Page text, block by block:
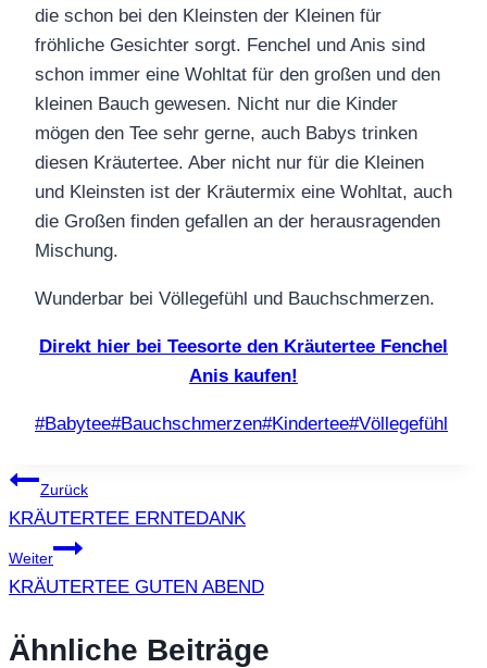
die schon bei den Kleinsten der Kleinen für
fröhliche Gesichter sorgt. Fenchel und Anis sind
schon immer eine Wohltat für den großen und den
kleinen Bauch gewesen. Nicht nur die Kinder
mögen den Tee sehr gerne, auch Babys trinken
diesen Kräutertee. Aber nicht nur für die Kleinen
und Kleinsten ist der Kräutermix eine Wohltat, auch
die Großen finden gefallen an der herausragenden
Mischung.
Wunderbar bei Völlegefühl und Bauchschmerzen.
Direkt hier bei Teesorte den Kräutertee Fenchel
Anis kaufen!
Schlagworte:
#Babytee#Bauchschmerzen#Kindertee#Völlegefühl
Beitragsnavigation
Zurück
KRÄUTERTEE ERNTEDANK
Weiter
KRÄUTERTEE GUTEN ABEND
Ähnliche Beiträge